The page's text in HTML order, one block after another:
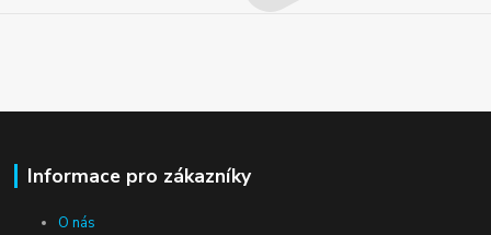
Informace pro zákazníky
O nás